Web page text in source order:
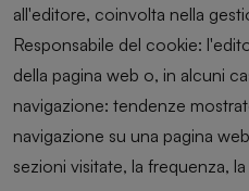
all'editore, coinvolta nella
Responsabile del cookie:
della pagina web o, in alcuni
navigazione: tendenze
navigazione su una pagina
sezioni visitate, la frequenza,